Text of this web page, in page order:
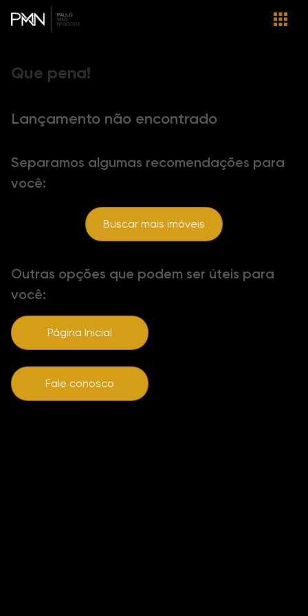
Que pena!
Lançamento não encontrado
Separamos algumas recomendações para
você:
Buscar mais imóveis
Outras opções que podem ser úteis para
você:
Página Inicial
Fale conosco